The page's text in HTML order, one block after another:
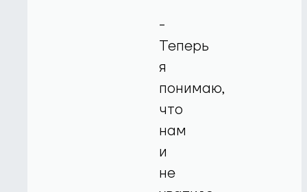
-
Теперь
я
понимаю,
что
нам
и
не